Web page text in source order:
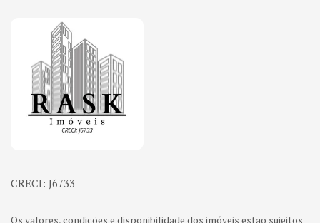
Página inicial
CRECI: J6733
Os valores, condições e disponibilidade dos imóveis estão sujeitos